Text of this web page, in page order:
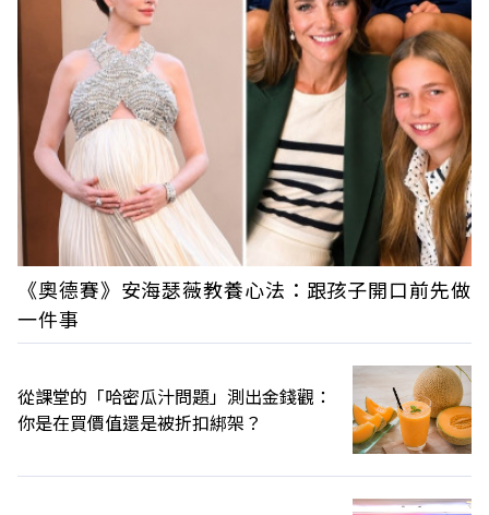
《奧德賽》安海瑟薇教養心法：跟孩子開口前先做
一件事
從課堂的「哈密瓜汁問題」測出金錢觀：
你是在買價值還是被折扣綁架？